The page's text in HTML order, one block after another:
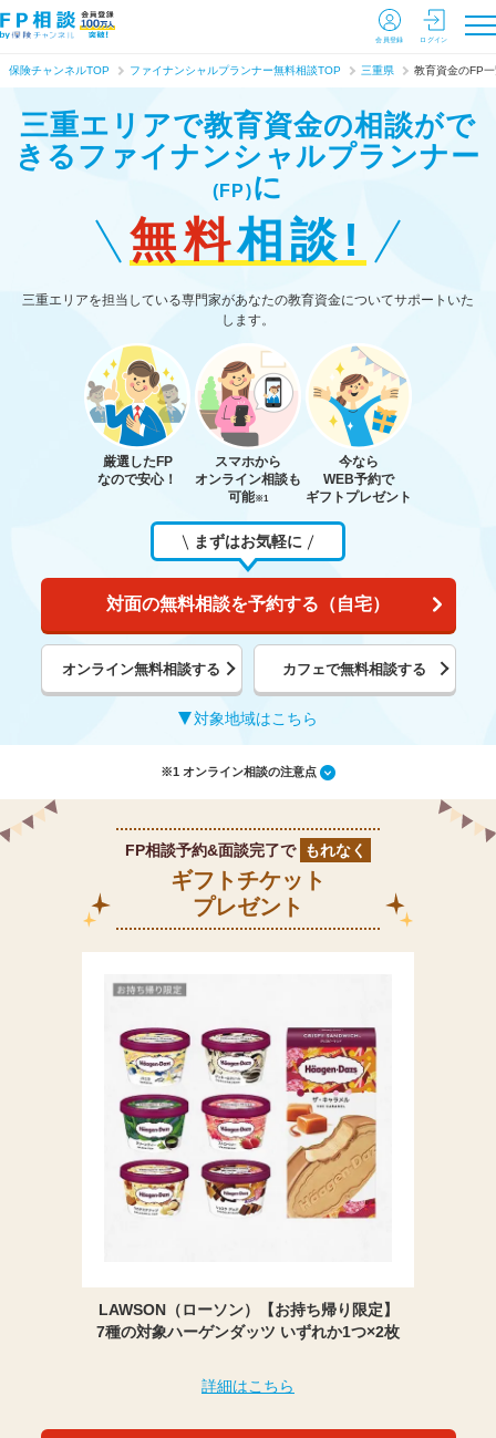
会員登録 ログイン
保険チャンネルTOP ファイナンシャルプランナー無料相談TOP 三重県 教育資金のFP
三重エリアで教育資金の相談がで
きる ファイナンシャルプランナー
(FP)に
無料相談!
三重エリアを担当している専門家があなたの教育資金についてサポートいた
します。
厳選したFP
なので安心！
スマホから
オンライン相談も
可能※1
今なら
WEB予約で
ギフトプレゼント
まずはお気軽に
対面の無料相談を予約する（自宅）
オンライン無料相談する カフェで無料相談する
対象地域はこちら
※1 オンライン相談の注意点
FP相談予約&面談完了で もれなく
ギフトチケット
プレゼント
LAWSON（ローソン）【お持ち帰り限定】
7種の対象ハーゲンダッツ いずれか1つ×2枚
詳細はこちら